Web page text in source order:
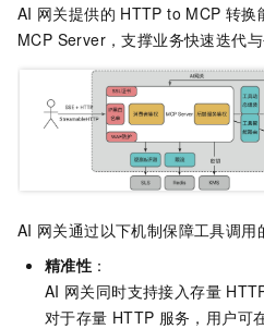
AI 网关提供的 HTTP to MCP 转换
MCP Server，支撑业务快速迭代与
AI 网关通过以下机制保障工具调用
精准性 ：
AI 网关同时支持接入存量
对于存量 HTTP 服务，用户可